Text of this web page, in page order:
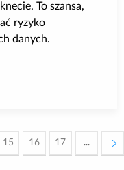
To szansa,
ryzyko
danych.
- nowa funkcja
15 16 17 ...